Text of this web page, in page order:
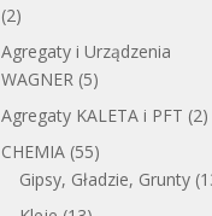
(2)
Agregaty i Urządzenia
WAGNER (5)
Agregaty KALETA i PFT (2)
CHEMIA (55)
Gipsy, Gładzie, Grunty